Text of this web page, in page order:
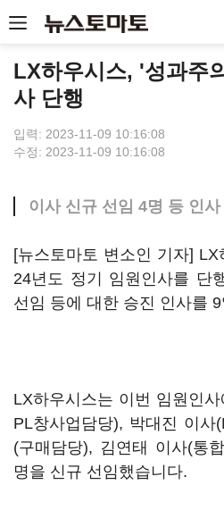
LX하우시스, '성과주
사 단행
입력: 2023-11-09 10:16:08
수정: 2023-11-09 10:16:08
이사 신규 선임 4명 등 인
[뉴스토마토 변소인 기자] LX
24년도 정기 임원인사를 단
선임 등에 대한 승진 인사를
LX하우시스는 이번 임원인
PL창사업담당), 박대진 이사
(구매담당), 김연태 이사(통
명을 신규 선임했습니다.